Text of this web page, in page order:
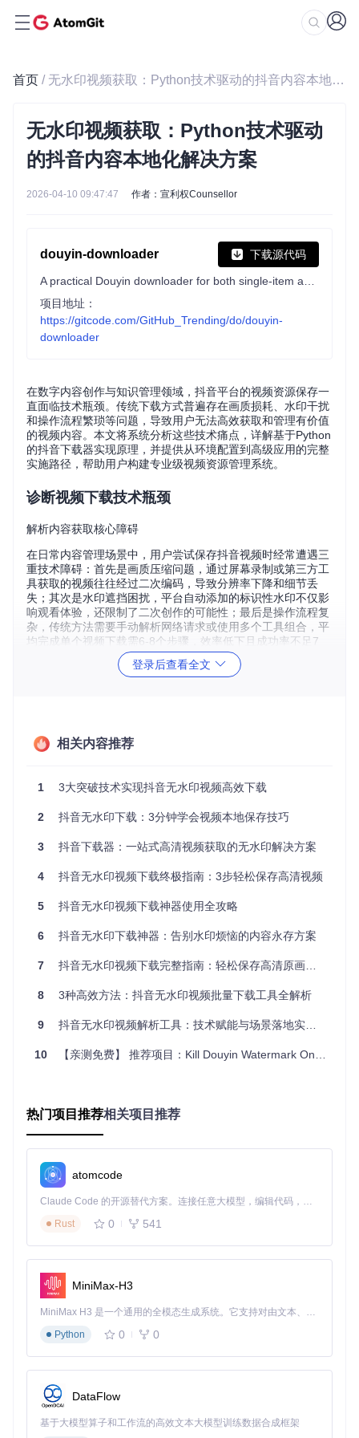
首页 / 无水印视频获取：Python技术驱动的抖音内容本地化解决方案
无水印视频获取：Python技术驱动
的抖音内容本地化解决方案
2026-04-10 09:47:47 作者：宣利权Counsellor
douyin-downloader 下载源代码
项目地址：
https://gitcode.com/GitHub_Trending/do/douyin-
downloader
在数字内容创作与知识管理领域，抖音平台的视频资源保存一
直面临技术瓶颈。传统下载方式普遍存在画质损耗、水印干扰
和操作流程繁琐等问题，导致用户无法高效获取和管理有价值
的视频内容。本文将系统分析这些技术痛点，详解基于Python
的抖音下载器实现原理，并提供从环境配置到高级应用的完整
实施路径，帮助用户构建专业级视频资源管理系统。
诊断视频下载技术瓶颈
解析内容获取核心障碍
在日常内容管理场景中，用户尝试保存抖音视频时经常遭遇三
重技术障碍：首先是画质压缩问题，通过屏幕录制或第三方工
具获取的视频往往经过二次编码，导致分辨率下降和细节丢
失；其次是水印遮挡困扰，平台自动添加的标识性水印不仅影
响观看体验，还限制了二次创作的可能性；最后是操作流程复
杂，传统方法需要手动解析网络请求或使用多个工具组合，平
均完成单个视频下载需6-8个步骤，效率低下且成功率不足7
问的42%，且在高并发场景下易触发反爬机制；基于模拟浏览
器的方案虽然兼容性较好，但内存占用量是原生API方案的3.8
内容获取过程中面临效率与稳定性的双重挑战。
构建高效下载技术方案
剖析无水印下载核心原理
抖音下载器的技术突破在于实现了三层架构的协同工作：核心
层（apiproxy/douyin/core/）通过 orchestrator.py 协调各模块
工作流，实现任务调度与状态管理；策略层（apiproxy/douyi
n/strategies/）提供 api_strategy.py 和 browser_strategy.py
两种获取模式，可根据内容类型自动切换最优方案；控制层
（downloader.py）处理用户输入与参数配置，实现命令行交
互与进度展示。这种架构设计使工具能够直接访问视频源文
件，绕过转码环节，从而实现100%原始画质保留。
图1：抖音下载器架构示意图，展示了核心模块间的数据流向
提升方面，采用多线程队列管理（queue_manager.py）使并
发效率提高200%，实测单用户主页100个视频下载耗时仅为传
统工具的1/3；资源占用优化上，通过 rate_limiter.py 实现智
能流量控制，网络带宽利用率提升45%；成功率保障方面，结
合 retry_strategy.py 的指数退避算法，异常恢复能力提升至9
8.7%，远高于行业平均水平。
环境部署标准化流程
准备条件：确保系统已安装Python 3.8+环境及pip包管理工
具，推荐配置8GB以上内存以支持批量下载任务。执行以下命
令完成基础环境搭建：
# 克隆项目代码库
# 安装依赖包，包含请求处理、数据解析和并发控制组件
pip install -r requirements.txt
登录后查看全文
相关内容推荐
1 3大突破技术实现抖音无水印视频高效下载
2 抖音无水印下载：3分钟学会视频本地保存技巧
3 抖音下载器：一站式高清视频获取的无水印解决方案
4 抖音无水印视频下载终极指南：3步轻松保存高清视频
5 抖音无水印视频下载神器使用全攻略
6 抖音无水印下载神器：告别水印烦恼的内容永存方案
7 抖音无水印视频下载完整指南：轻松保存高清原画质内容
8 3种高效方法：抖音无水印视频批量下载工具全解析
9 抖音无水印视频解析工具：技术赋能与场景落地实践指南
10 【亲测免费】 推荐项目：Kill Douyin Watermark Online - 去除抖音水印利器
热门项目推荐相关项目推荐
atomcode
Claude Code 的开源替代方案。连接任意大模型，编辑代码，运行命令，自动验证 — 全自动执行。用 Rust 构建，极致性能。 ｜ An open-source alternative to Claude Code. Connect any LLM, edit code, run commands, and verify changes — autonomously. Built in Rust for speed. Get Started
Rust
0 541
MiniMax-H3
MiniMax H3 是一个通用的全模态生成系统。它支持对由文本、图像、视频和音频组成的多模态上下文进行统一理解，并能生成分辨率高达 2K、时长可达 15 秒的带原生立体声音频的视频。得益于面向任务泛化的系统设计，H3 在预训练阶段就已具备广泛的多模态上下文理解与生成能力，能够出色地执行复杂的多模态指令。
Python
0 0
DataFlow
基于大模型算子和工作流的高效文本大模型训练数据合成框架